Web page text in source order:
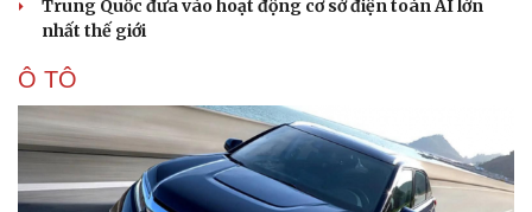
Trung Quốc đưa vào hoạt động cơ sở điện toán AI lớn
nhất thế giới
Ô TÔ